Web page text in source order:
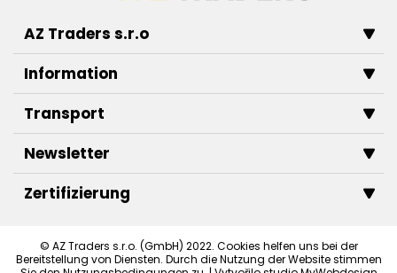
AZ Traders s.r.o
Information
Transport
Newsletter
Zertifizierung
© AZ Traders s.r.o. (GmbH) 2022. Cookies helfen uns bei der
Bereitstellung von Diensten. Durch die Nutzung der Website stimmen